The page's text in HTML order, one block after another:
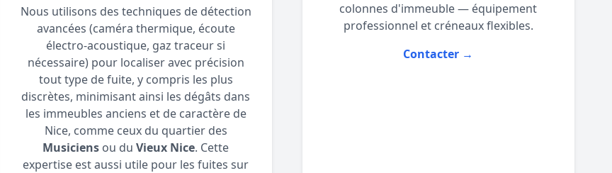
Nous utilisons des techniques de détection
avancées (caméra thermique, écoute
électro-acoustique, gaz traceur si
nécessaire) pour localiser avec précision
tout type de fuite, y compris les plus
discrètes, minimisant ainsi les dégâts dans
les immeubles anciens et de caractère de
Nice, comme ceux du quartier des
Musiciens ou duVieux Nice. Cette
expertise est aussi utile pour les fuites sur
colonnes d'immeuble — équipement
professionnel et créneaux flexibles.
Contacter →